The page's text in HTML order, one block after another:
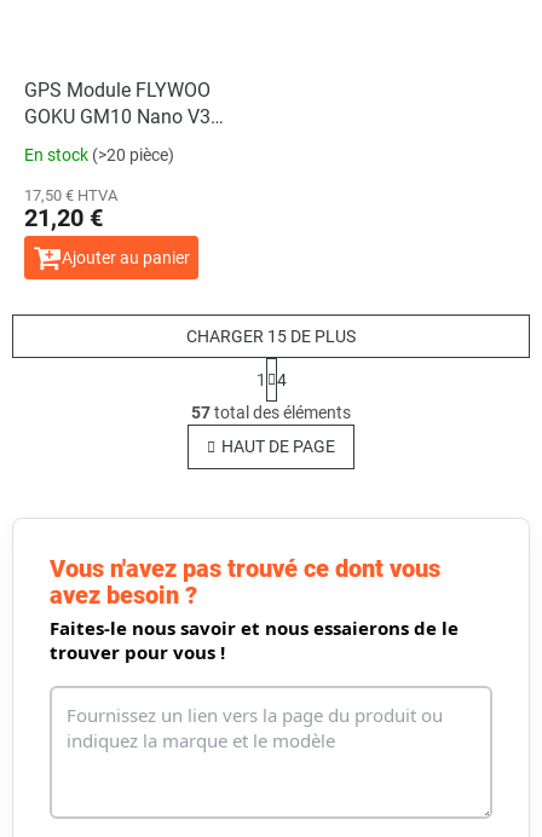
GPS Module FLYWOO
GOKU GM10 Nano V3
Compass
En stock (>20 pièce)
17,50 € HTVA
21,20 €
Ajouter au panier
C
o
n
t
ô
e
d
s
t
e
CHARGER 15 DE PLUS
a
g
i
n
a
1
4
57total des éléments
HAUT DE PAGE
Vous n'avez pas trouvé ce dont vous
avez besoin ?
Faites-le nous savoir et nous essaierons de le
trouver pour vous !